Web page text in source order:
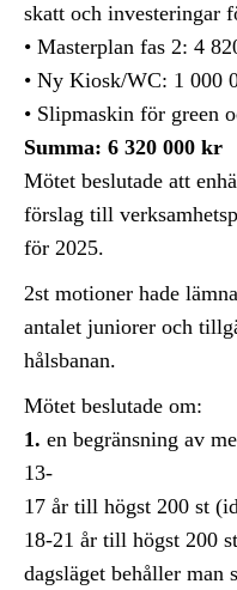
skatt och investeringar
• Masterplan fas 2: 4
• Ny Kiosk/WC: 1 000
• Slipmaskin för green
Summa: 6 320 000 kr
Mötet beslutade att
förslag till
för 2025.
2st motioner hade
antalet juniorer och
hålsbanan.
Mötet beslutade om:
1. en begränsning av
13-
17 år till högst 200 st
18-21 år till högst 200
dagsläget behåller man